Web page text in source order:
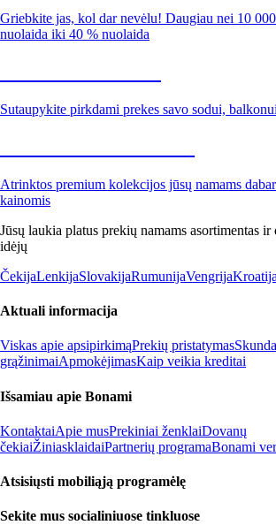
Griebkite jas, kol dar nevėlu! Daugiau nei 10
nuolaida iki 40 % nuolaida
Sutaupykite pirkdami prekes savo sodui,
Atrinktos premium kolekcijos jūsų namams
kainomis
Jūsų laukia platus prekių namams asortimentas
idėjų
ČekijaLenkijaSlovakijaRumunijaVengrijaKroatija
Aktuali informacija
Viskas apie apsipirkimąPrekių pristatymas
grąžinimaiApmokėjimasKaip veikia kreditai
Išsamiau apie Bonami
KontaktaiApie musPrekiniai ženklaiDovanų
čekiaiŽiniasklaidaiPartnerių programaBonami
Atsisiųsti mobiliąją programėlę
Sekite mus socialiniuose tinkluose